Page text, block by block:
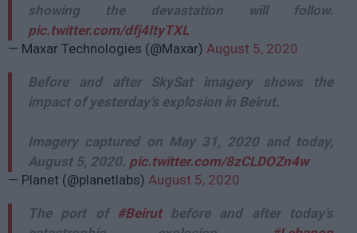
showing the devastation will follow.
pic.twitter.com/dfj4ItyTXL
— Maxar Technologies (@Maxar) August 5, 2020
Before and after SkySat imagery shows the
impact of yesterday’s explosion in Beirut.
Imagery captured on May 31, 2020 and today,
August 5, 2020. pic.twitter.com/8zCLDOZn4w
— Planet (@planetlabs) August 5, 2020
The port of #Beirutbefore and after today’s